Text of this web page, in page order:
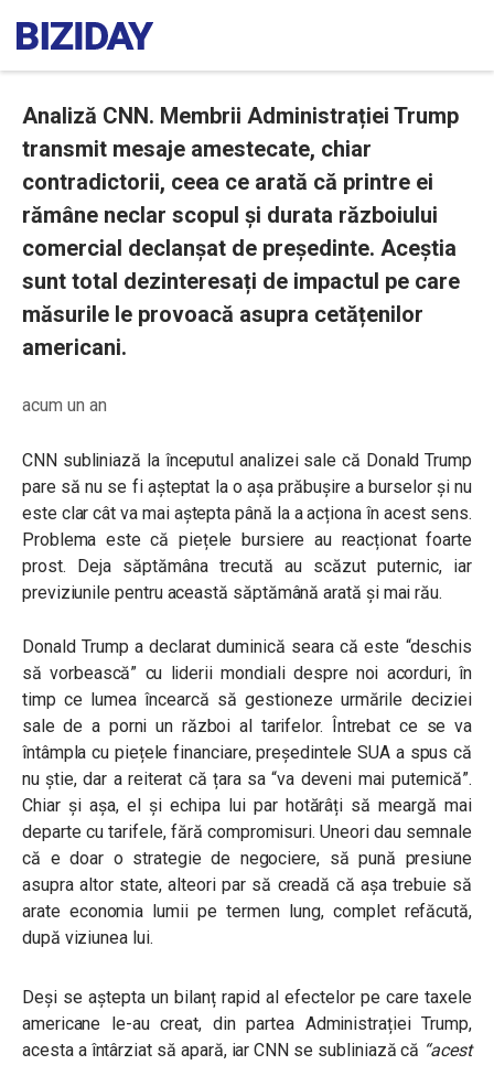
Analiză CNN. Membrii Administrației Trump
transmit mesaje amestecate, chiar
contradictorii, ceea ce arată că printre ei
rămâne neclar scopul și durata războiului
comercial declanșat de președinte. Aceștia
sunt total dezinteresați de impactul pe care
măsurile le provoacă asupra cetățenilor
americani.
acum un an
CNN subliniază la începutul analizei sale că Donald Trump
pare să nu se fi așteptat la o așa prăbușire a burselor și nu
este clar cât va mai aștepta până la a acționa în acest sens.
Problema este că piețele bursiere au reacționat foarte
prost. Deja săptămâna trecută au scăzut puternic, iar
previziunile pentru această săptămână arată și mai rău.
Donald Trump a declarat duminică seara că este “deschis
să vorbească” cu liderii mondiali despre noi acorduri, în
timp ce lumea încearcă să gestioneze urmările deciziei
sale de a porni un război al tarifelor. Întrebat ce se va
întâmpla cu piețele financiare, președintele SUA a spus că
nu știe, dar a reiterat că țara sa “va deveni mai puternică”.
Chiar și așa, el și echipa lui par hotărâți să meargă mai
departe cu tarifele, fără compromisuri. Uneori dau semnale
că e doar o strategie de negociere, să pună presiune
asupra altor state, alteori par să creadă că așa trebuie să
arate economia lumii pe termen lung, complet refăcută,
după viziunea lui.
Deși se aștepta un bilanț rapid al efectelor pe care taxele
americane le-au creat, din partea Administrației Trump,
acesta a întârziat să apară, iar CNN se subliniază că “acest